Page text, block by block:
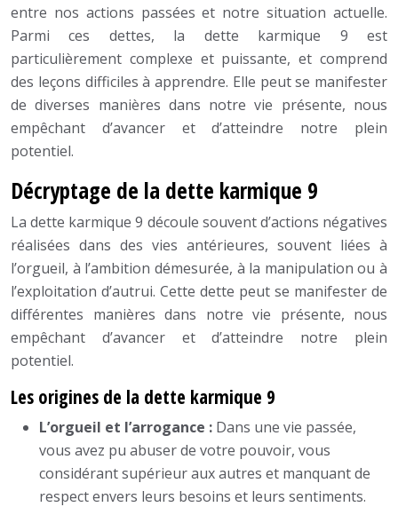
entre nos actions passées et notre situation actuelle.
Parmi ces dettes, la dette karmique 9 est
particulièrement complexe et puissante, et comprend
des leçons difficiles à apprendre. Elle peut se manifester
de diverses manières dans notre vie présente, nous
empêchant d’avancer et d’atteindre notre plein
potentiel.
Décryptage de la dette karmique 9
La dette karmique 9 découle souvent d’actions négatives
réalisées dans des vies antérieures, souvent liées à
l’orgueil, à l’ambition démesurée, à la manipulation ou à
l’exploitation d’autrui. Cette dette peut se manifester de
différentes manières dans notre vie présente, nous
empêchant d’avancer et d’atteindre notre plein
potentiel.
Les origines de la dette karmique 9
L’orgueil et l’arrogance : Dans une vie passée,
vous avez pu abuser de votre pouvoir, vous
considérant supérieur aux autres et manquant de
respect envers leurs besoins et leurs sentiments.